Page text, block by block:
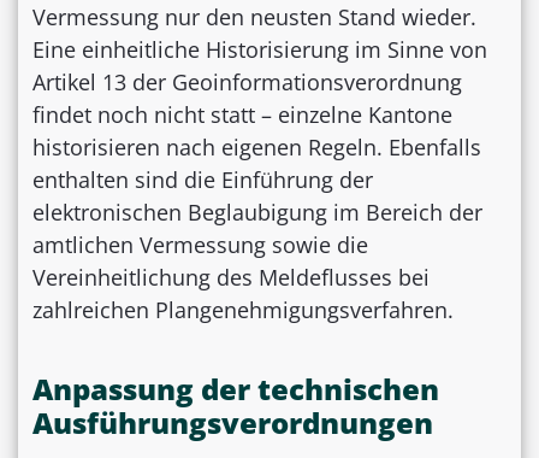
Vermessung nur den neusten Stand wieder.
Eine einheitliche Historisierung im Sinne von
Artikel 13 der Geoinformationsverordnung
findet noch nicht statt – einzelne Kantone
historisieren nach eigenen Regeln. Ebenfalls
enthalten sind die Einführung der
elektronischen Beglaubigung im Bereich der
amtlichen Vermessung sowie die
Vereinheitlichung des Meldeflusses bei
zahlreichen Plangenehmigungsverfahren.
Anpassung der technischen
Ausführungsverordnungen